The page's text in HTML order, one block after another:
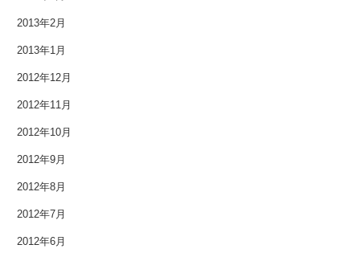
2013年2月
2013年1月
2012年12月
2012年11月
2012年10月
2012年9月
2012年8月
2012年7月
2012年6月